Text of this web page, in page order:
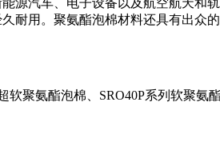
耐用。聚氨酯泡棉材料还具有出众
软聚氨酯泡棉、SRO40P系列软聚